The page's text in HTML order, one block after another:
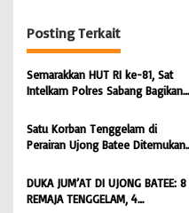
a
s
i
p
o
s
Posting Terkait
Semarakkan HUT RI ke-81, Sat
Intelkam Polres Sabang Bagikan
Masyarakat |
BONGKAR’Perkara.com
Satu Korban Tenggelam di
Perairan Ujong Batee Ditemukan,
Pencarian Satu Korban Lain |
BONGKAR ‘Perkara.com
DUKA JUM’AT DI UJONG BATEE: 8
REMAJA TENGGELAM, 4